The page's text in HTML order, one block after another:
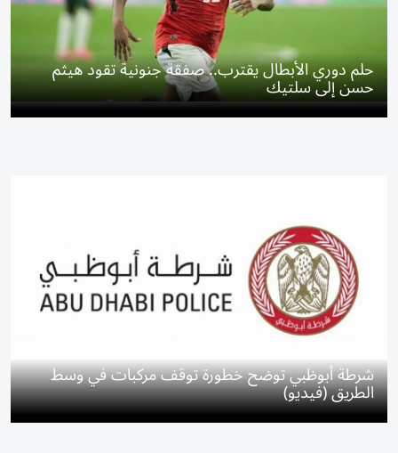
حلم دوري الأبطال يقترب.. صفقة جنونية تقود هيثم
حسن إلى سلتيك
شرطة أبوظبي توضح خطورة توقف مركبات في وسط
الطريق (فيديو)